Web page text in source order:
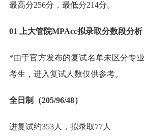
最高分256分，最低分214分。
01 上大管院MPAcc拟录取分数段分析
*由于官方发布的复试名单未区分专
考生，进入复试人数仅供参考。
全日制（205/96/48）
进复试约353人，拟录取77人